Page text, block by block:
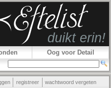
Oog voor Detail
registreer wachtwoord vergeten